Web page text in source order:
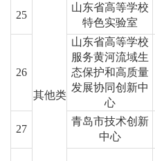
其他类
25
山东省高等学校
特色实验室
26
山东省高等学校
服务黄河流域生
态保护和高质量
发展协同创新中
心
27
青岛市技术创新
中心